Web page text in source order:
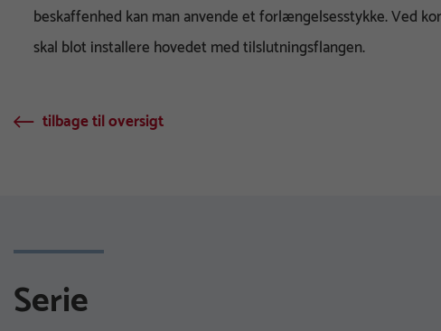
beskaffenhed kan man anvende et forlængelsesstykke. Ved
skal blot installere hovedet med tilslutningsflangen.
tilbage til oversigt
Serie